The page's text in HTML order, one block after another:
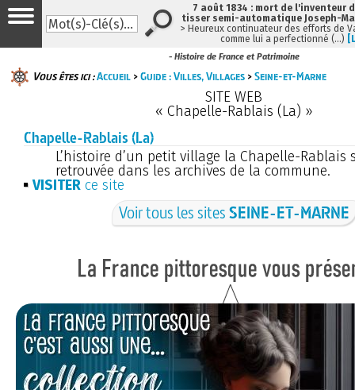
- Histoire de France et Patrimoine
Vous êtes ici :Accueil >Guide : Villes, Villages >Seine-et-Marne
SITE WEB
« Chapelle-Rablais (La) »
Chapelle-Rablais (La)
L’histoire d’un petit village la Chapelle-Rablais
retrouvée dans les archives de la commune.
VISITER ce site
Voir tous les sitesSEINE-ET-MARNE
7 août 1834 : mort de l'inventeur
tisser semi-automatique Joseph-
> Heureux continuateur des efforts de
comme lui a perfectionné (…)